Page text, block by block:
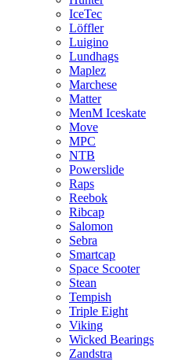
IceTec
Löffler
Luigino
Lundhags
Maplez
Marchese
Matter
MenM Iceskate
Move
MPC
NTB
Powerslide
Raps
Reebok
Ribcap
Salomon
Sebra
Smartcap
Space Scooter
Stean
Tempish
Triple Eight
Viking
Wicked Bearings
Zandstra